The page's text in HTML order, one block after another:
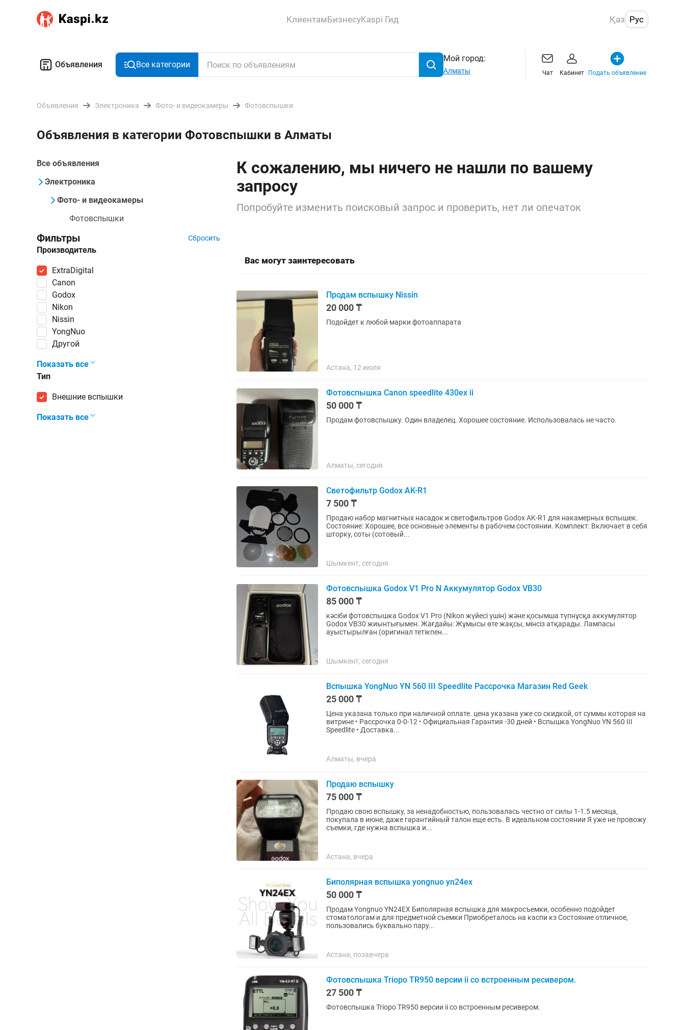
КлиентамБизнесуKaspi Гид Қаз Рус
Объявления Все категории
Мой город:
Алматы Чат Кабинет Подать объявление
Объявления Электроника Фото- и видеокамеры Фотовспышки
Объявления в категории Фотовспышки в Алматы
Все объявления
Электроника
Фото- и видеокамеры
Фотовспышки
Фильтры Сбросить
Производитель
ExtraDigital
Canon
Godox
Nikon
Nissin
YongNuo
Другой
Показать все
Тип
внешние вспышки
Показать все
К сожалению, мы ничего не нашли по вашему
запросу
Попробуйте изменить поисковый запрос и проверить, нет ли опечаток
Вас могут заинтересовать
Продам вспышку Nissin
20 000 ₸
Подойдет к любой марки фотоаппарата
Астана, 12 июля
Фотовспышка Canon speedlite 430ex ii
50 000 ₸
Продам фотовспышку. Один владелец. Хорошее состояние. Использовалась не часто.
Алматы, сегодня
Светофильтр Godox AK-R1
7 500 ₸
Продаю набор магнитных насадок и светофильтров Godox AK-R1 для накамерных вспышек.
Состояние: Хорошее, все основные элементы в рабочем состоянии. Комплект: Включает в себя
шторку, соты (сотовый...
Шымкент, сегодня
Фотовспышка Godox V1 Pro N Аккумулятор Godox VB30
85 000 ₸
кәсіби фотовспышка Godox V1 Pro (Nikon жүйесі үшін) және қосымша түпнұсқа аккумулятор
Godox VB30 жиынтығымен. Жағдайы: Жұмысы өте жақсы, мінсіз атқарады. Лампасы
ауыстырылған (оригинал тетікпен...
Шымкент, сегодня
Вспышка YongNuo YN 560 III Speedlite Рассрочка Магазин Red Geek
25 000 ₸
Цена указана только при наличной оплате. цена указана уже со скидкой, от суммы которая на
витрине • Рассрочка 0-0-12 • Официальная Гарантия -30 дней • Вспышка YongNuo YN 560 III
Speedlite • Доставка...
Алматы, вчера
Продаю вспышку
75 000 ₸
Продаю свою вспышку, за ненадобностью, пользовалась честно от силы 1-1.5 месяца,
покупала в июне, даже гарантийный талон еще есть. В идеальном состоянии Я уже не провожу
съемки, где нужна вспышка и...
Астана, вчера
Биполярная вспышка yongnuo yn24ex
50 000 ₸
Продам Yongnuo YN24EX Биполярная вспышка для макросъемки, особенно подойдет
стоматологам и для предметной съемки Приобреталось на каспи кз Состояние отличное,
пользовались буквально пару...
Астана, позавчера
Фотовспышка Triopo TR950 версии ii со встроенным ресивером.
27 500 ₸
Фотовспышка Triopo TR950 версии ii со встроенным ресивером.